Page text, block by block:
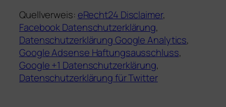
Quellverweis: eRecht24 Disclaimer,
Facebook Datenschutzerklärung,
Datenschutzerklärung Google Analytics,
Google Adsense Haftungsausschluss,
Google +1 Datenschutzerklärung,
Datenschutzerklärung für Twitter